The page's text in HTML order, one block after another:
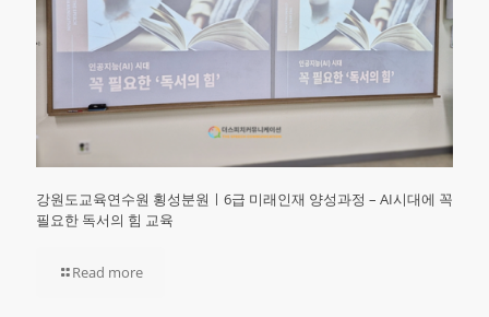
강원도교육연수원 횡성분원ㅣ6급 미래인재 양성과정 – AI시대에 꼭
필요한 독서의 힘 교육
Read more